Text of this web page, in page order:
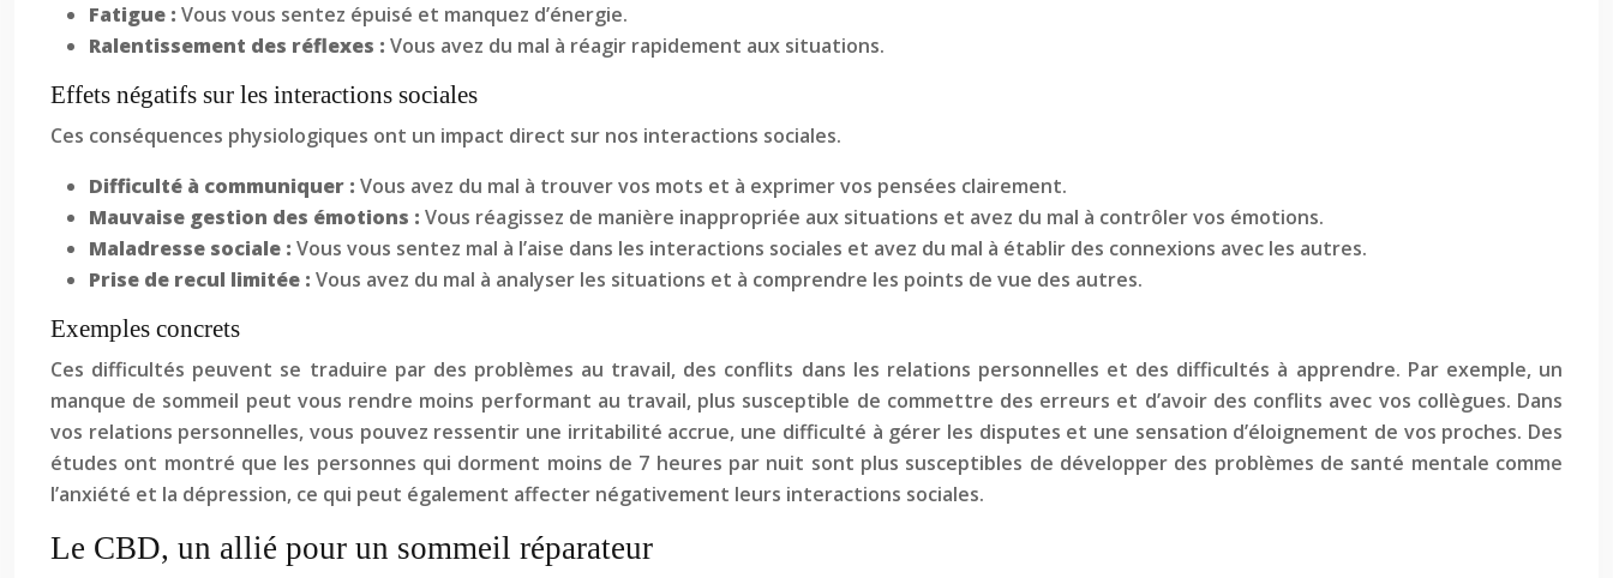
Fatigue : Vous vous sentez épuisé et manquez d’énergie.
Ralentissement des réflexes : Vous avez du mal à réagir rapidement aux situations.
Effets négatifs sur les interactions sociales
Ces conséquences physiologiques ont un impact direct sur nos interactions sociales.
Difficulté à communiquer : Vous avez du mal à trouver vos mots et à exprimer vos pensées clairement.
Mauvaise gestion des émotions : Vous réagissez de manière inappropriée aux situations et avez du mal à contrôler vos émotions.
Maladresse sociale : Vous vous sentez mal à l’aise dans les interactions sociales et avez du mal à établir des connexions avec les autres.
Prise de recul limitée : Vous avez du mal à analyser les situations et à comprendre les points de vue des autres.
Exemples concrets
Ces difficultés peuvent se traduire par des problèmes au travail, des conflits dans les relations personnelles et des difficultés à apprendre. Par exemple, un
manque de sommeil peut vous rendre moins performant au travail, plus susceptible de commettre des erreurs et d’avoir des conflits avec vos collègues. Dans
vos relations personnelles, vous pouvez ressentir une irritabilité accrue, une difficulté à gérer les disputes et une sensation d’éloignement de vos proches. Des
études ont montré que les personnes qui dorment moins de 7 heures par nuit sont plus susceptibles de développer des problèmes de santé mentale comme
l’anxiété et la dépression, ce qui peut également affecter négativement leurs interactions sociales.
Le CBD, un allié pour un sommeil réparateur